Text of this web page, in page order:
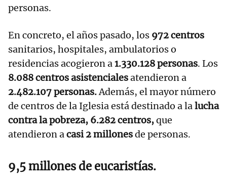
personas.
En concreto, el años pasado, los 972 centros
sanitarios, hospitales, ambulatorios o
residencias acogieron a1.330.128 personas. Los
8.088 centros asistencialesatendieron a
2.482.107 personas.Además, el mayor número
de centros de la Iglesia está destinado a lalucha
contra la pobreza, 6.282 centros,que
atendieron acasi 2 millonesde personas.
9,5 millones de eucaristías.